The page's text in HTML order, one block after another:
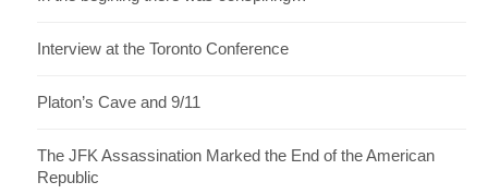
Interview at the Toronto Conference
Platon’s Cave and 9/11
The JFK Assassination Marked the End of the American
Republic